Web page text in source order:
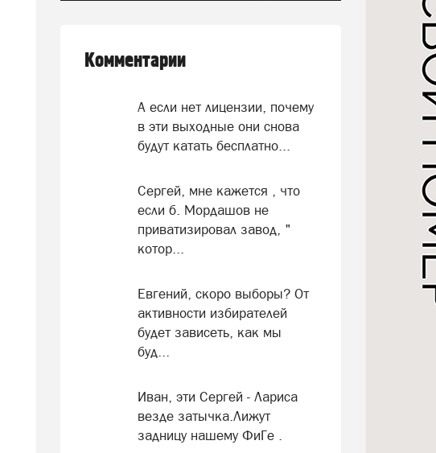
Комментарии
А если нет лицензии, почему
в эти выходные они снова
будут катать бесплатно...
Сергей, мне кажется , что
если б. Мордашов не
приватизировал завод, "
котор...
Евгений, скоро выборы? От
активности избирателей
будет зависеть, как мы
буд...
Иван, эти Сергей - Лариса
везде затычка.Лижут
задницу нашему ФиГе .